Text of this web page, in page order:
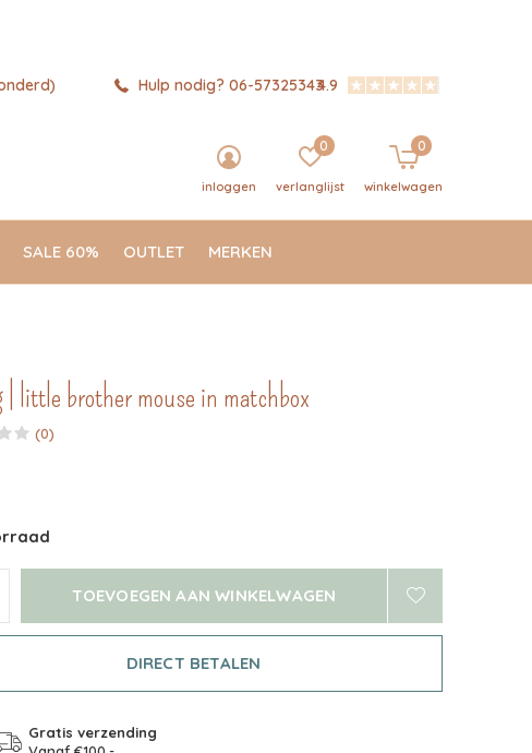
SALE 60% OUTLET MERKEN
inloggen verlanglijst
0
winkelwagen
0
Hulp nodig? 06-573253434.9
| little brother mouse in matchbox
(0)
TOEVOEGEN AAN WINKELWAGEN
DIRECT BETALEN
Gratis verzending